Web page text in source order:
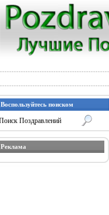
Воспользуйтесь поиском
Реклама